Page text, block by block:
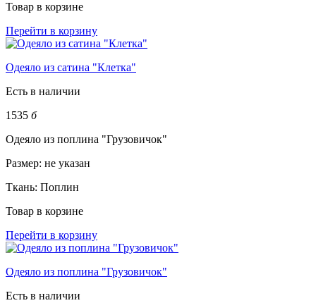
Товар в корзине
Перейти в корзину
Одеяло из сатина "Клетка"
Есть в наличии
1535 б
Одеяло из поплина "Грузовичок"
Размер: не указан
Ткань: Поплин
Товар в корзине
Перейти в корзину
Одеяло из поплина "Грузовичок"
Есть в наличии